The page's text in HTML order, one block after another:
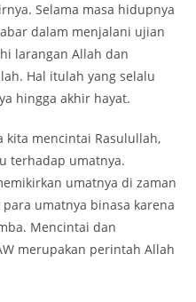
Selama masa hidupnya
dalam menjalani ujian
larangan Allah dan
Hal itulah yang selalu
hingga akhir hayat.
kita mencintai Rasulullah,
terhadap umatnya.
umatnya di zaman
umatnya binasa karena
Mencintai dan
merupakan perintah Allah